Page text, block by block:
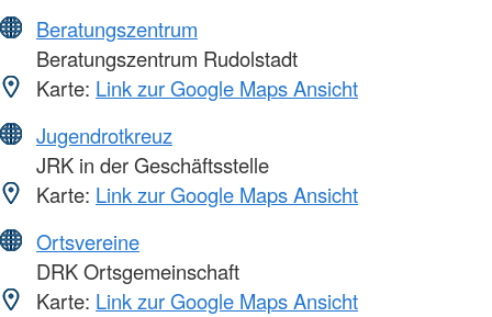
Beratungszentrum
Beratungszentrum Rudolstadt
Karte: Link zur Google Maps Ansicht
Jugendrotkreuz
JRK in der Geschäftsstelle
Karte: Link zur Google Maps Ansicht
Ortsvereine
DRK Ortsgemeinschaft
Karte: Link zur Google Maps Ansicht